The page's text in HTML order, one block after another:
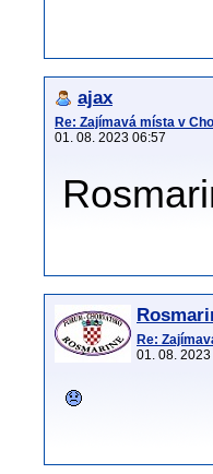
ajax
Re: Zajímavá místa v
01. 08. 2023 06:57
Re:
01. 08. 2023